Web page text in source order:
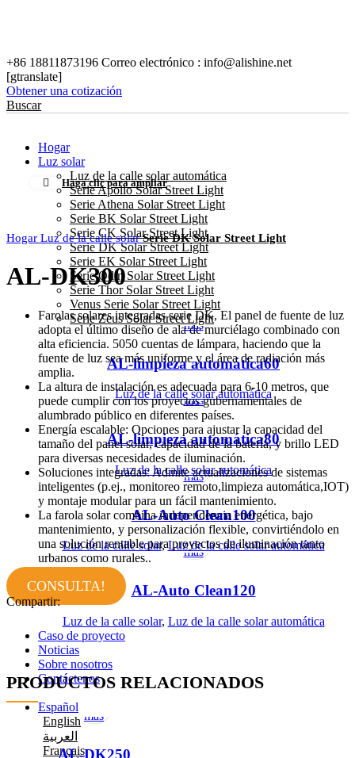
+86 18811873196 Correo electrónico : info@alishine.net
[gtranslate]
Obtener una cotización
Buscar
Hogar
Luz solar
Luz de la calle solar automática
Serie Apollo Solar Street Light
Serie Athena Solar Street Light
Serie BK Solar Street Light
Serie CK Solar Street Light
Serie DK Solar Street Light
Serie EK Solar Street Light
Serie Odin Solar Street Light
Serie Thor Solar Street Light
Venus Serie Solar Street Light
Serie Zeus Solar Street Light
Leer
más
AL-limpieza automática60
Luz de la calle solar automática
Leer
más
AL-limpieza automática80
Luz de la calle solar automática
Leer
más
AL-Auto Clean100
Luz de la calle solar,Luz de la calle solar automática
Leer
más
AL-Auto Clean120
Luz de la calle solar, Luz de la calle solar automática
Caso de proyecto
Noticias
Sobre nosotros
Contáctenos
Español
English
العربية
Français
Haga clic para ampliar
Hogar Luz de la calle solarSerie DK Solar Street Light
AL-DK300
Farolas solares integradas serie DK, El panel de fuente de luz
adopta el último diseño de ala de murciélago combinado con
alta eficiencia. 5050 cuentas de lámpara, haciendo que la
fuente de luz sea más uniforme y el área de radiación más
amplia.
La altura de instalación es adecuada para 6-10 metros, que
puede cumplir con los proyectos gubernamentales de
alumbrado público en diferentes países.
Energía escalable: Opciones para ajustar la capacidad del
tamaño del panel solar, capacidad de la batería, y brillo LED
para diversas necesidades de iluminación.
Soluciones integradas: Admite actualizaciones de sistemas
inteligentes (p.ej., monitoreo remoto,limpieza automática,IOT)
y montaje modular para un fácil mantenimiento.
La farola solar combina independencia energética, bajo
mantenimiento, y personalización flexible, convirtiéndolo en
una solución rentable para proyectos de iluminación tanto
urbanos como rurales..
CONSULTA!
Compartir:
PRODUCTOS RELACIONADOS
más
AL-DK250